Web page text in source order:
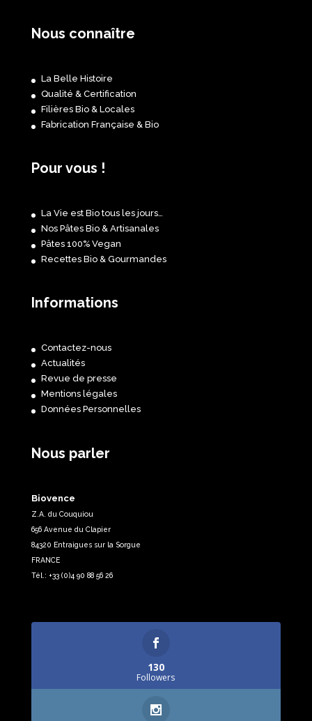
Nous connaître
La Belle Histoire
Qualité & Certification
Filières Bio & Locales
Fabrication Française & Bio
Pour vous !
La Vie est Bio tous les jours…
Nos Pâtes Bio & Artisanales
Pâtes 100% Vegan
Recettes Bio & Gourmandes
Informations
Contactez-nous
Actualités
Revue de presse
Mentions légales
Données Personnelles
Nous parler
Biovence
Z.A. du Couquiou
656 Avenue du Clapier
84320 Entraigues sur la Sorgue
FRANCE
Tél.: +33 (0)4 90 88 56 26
130
Followers